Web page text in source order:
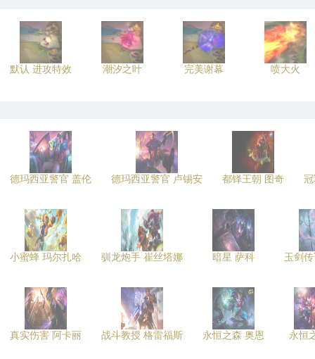
默认 进攻特效 潮汐之叶 完美谢幕 喷大火
德玛西亚警官 盖伦 德玛西亚警官 卢锡安 都铎王朝 图奇
小蜜蜂 玛尔扎哈 驯龙炮手 崔丝塔娜 暗星 萨科 玉剑
真实伤害 阿卡丽 战斗教授 格雷福斯 永恒之森 奥恩 永恒